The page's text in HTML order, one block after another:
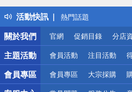
活動快訊
得獎公告
熱門話題
銀行優惠
偏遠地區配送
詐騙網頁！請小心！
關於我們
官網 促銷目錄 分店
主題活動 會員活動 注目活動
會員專區 會員專區 大宗採購